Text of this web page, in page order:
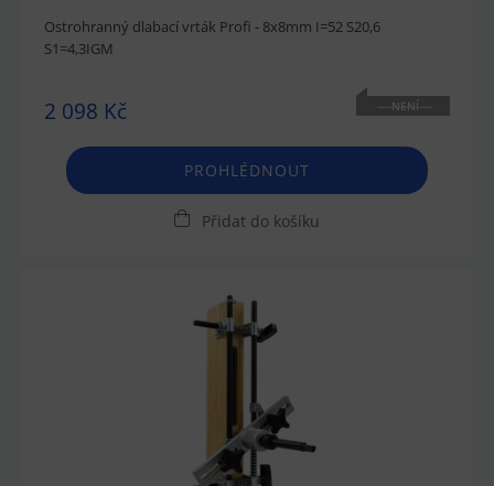
Ostrohranný dlabací vrták Profi - 8x8mm I=52 S20,6
S1=4,3IGM
2 098 Kč
NENÍ
PROHLÉDNOUT
Přidat do košíku